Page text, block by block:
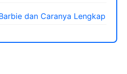
dan Caranya Lengkap